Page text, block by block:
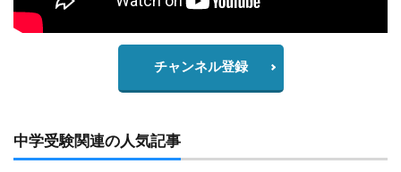
チャンネル登録
中学受験関連の人気記事